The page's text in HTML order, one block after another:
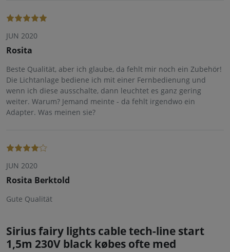
JUN 2020
Rosita
Beste Qualität, aber ich glaube, da fehlt mir noch ein Zubehör!
Die Lichtanlage bediene ich mit einer Fernbedienung und
wenn ich diese ausschalte, dann leuchtet es ganz gering
weiter. Warum? Jemand meinte - da fehlt irgendwo ein
Adapter. Was meinen sie?
JUN 2020
Rosita Berktold
Gute Qualität
Sirius fairy lights cable tech-line start
1,5m 230V black købes ofte med